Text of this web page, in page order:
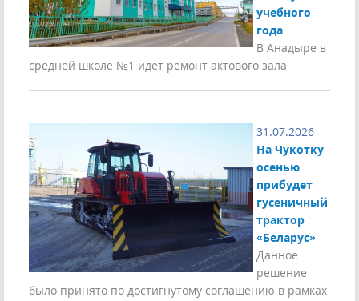
учебного
года
В Анадыре в
средней школе №1 идет ремонт актового зала
31.07.2026
На Чукотку
осенью
прибудет
гусеничный
трактор
«Беларус»
Данное
решение
было принято по достигнутому соглашению в рамках